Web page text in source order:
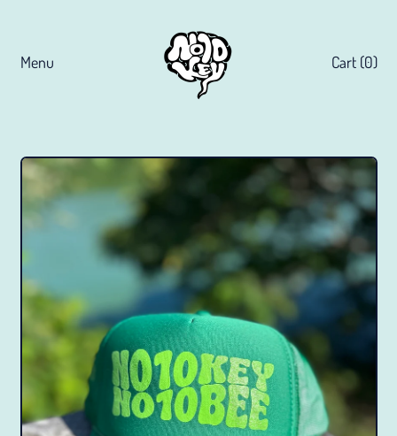
Menu Cart (0)
items